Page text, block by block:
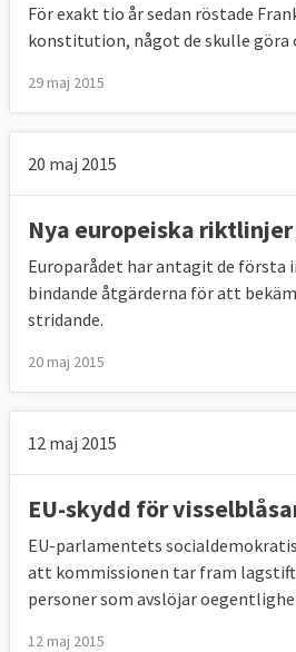
För exakt tio år sedan röstade
konstitution, något de skulle göra
29 maj 2015
20 maj 2015
Nya europeiska
Europarådet har antagit de
bindande åtgärderna för att
stridande.
20 maj 2015
12 maj 2015
EU-skydd för
EU-parlamentets
att kommissionen tar fram
personer som avslöjar
12 maj 2015